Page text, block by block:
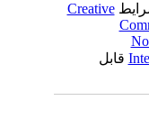
Creative
قابل